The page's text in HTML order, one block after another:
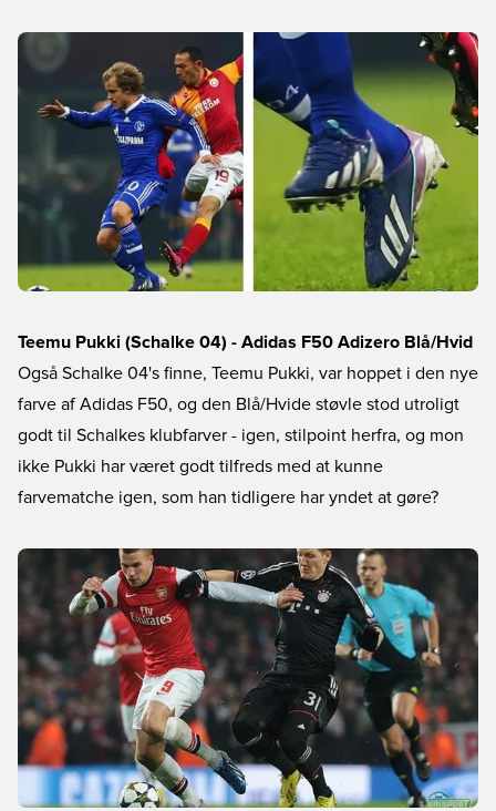
Teemu Pukki (Schalke 04) - Adidas F50 Adizero Blå/Hvid
Også Schalke 04's finne, Teemu Pukki, var hoppet i den nye
farve af Adidas F50, og den Blå/Hvide støvle stod utroligt
godt til Schalkes klubfarver - igen, stilpoint herfra, og mon
ikke Pukki har været godt tilfreds med at kunne
farvematche igen, som han tidligere har yndet at gøre?